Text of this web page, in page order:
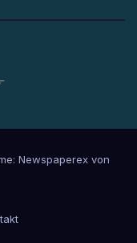
Newspaperex von